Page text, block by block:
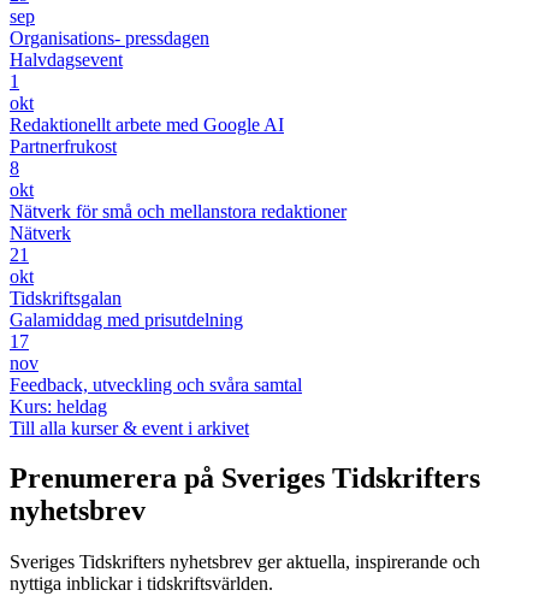
sep
Organisations- pressdagen
Halvdagsevent
1
okt
Redaktionellt arbete med Google AI
Partnerfrukost
8
okt
Nätverk för små och mellanstora redaktioner
Nätverk
21
okt
Tidskriftsgalan
Galamiddag med prisutdelning
17
nov
Feedback, utveckling och svåra samtal
Kurs: heldag
Till alla kurser & event i arkivet
Prenumerera på Sveriges Tidskrifters
nyhetsbrev
Sveriges Tidskrifters nyhetsbrev ger aktuella, inspirerande och
nyttiga inblickar i tidskriftsvärlden.